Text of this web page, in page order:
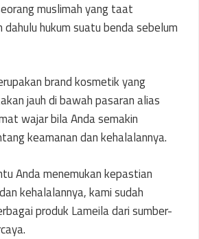
muslimah yang taat
hukum suatu benda sebelum
brand kosmetik yang
jauh di bawah pasaran alias
wajar bila Anda semakin
keamanan dan kehalalannya.
Anda menemukan kepastian
kehalalannya, kami sudah
produk Lameila dari sumber-